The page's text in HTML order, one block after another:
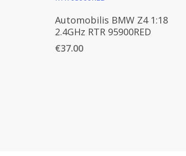
Daugiau
Automobilis BMW Z4 1:18
2.4GHz RTR 95900RED
€37.00